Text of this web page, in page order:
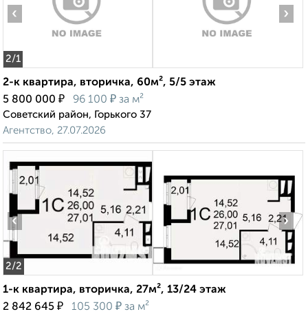
2/1
‹ ›
2-к квартира, вторичка, 60м², 5/5 этаж
5 800 000 ₽ 96 100 ₽ за м²
Советский район, Горького 37
Агентство, 27.07.2026
2/2
‹ ›
1-к квартира, вторичка, 27м², 13/24 этаж
2 842 645 ₽ 105 300 ₽ за м²